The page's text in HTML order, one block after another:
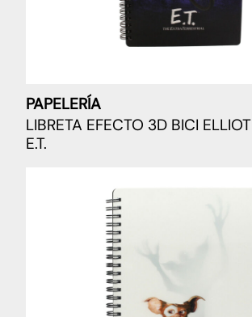
PAPELERÍA
LIBRETA EFECTO 3D BICI ELLIOT
E.T.